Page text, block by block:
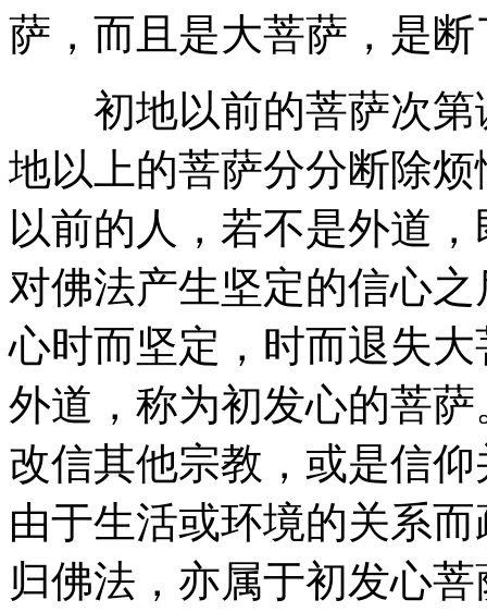
萨，而且是大菩萨，是
初地以前的菩萨次第
地以上的菩萨分分断除
以前的人，若不是外道
对佛法产生坚定的信心
心时而坚定，时而退失
外道，称为初发心的菩
改信其他宗教，或是信
由于生活或环境的关系
归佛法，亦属于初发心